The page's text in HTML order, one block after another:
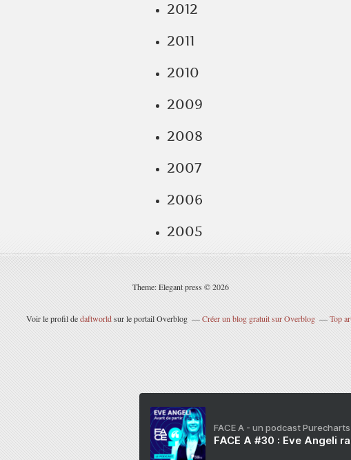
2012
2011
2010
2009
2008
2007
2006
2005
Theme: Elegant press © 2026
Voir le profil dedaftworldsur le portail Overblog Créer un blog gratuit sur Overblog Top
FACE A - un podcast Purecharts
FACE A #30 : Eve Angeli